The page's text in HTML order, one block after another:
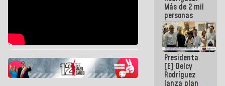
Más de 2 mil
personas
beneficiadas
con planes
para
atención de
emergencia
sísmica en
la última
Presidenta
(E) Delcy
Rodríguez
lanza plan